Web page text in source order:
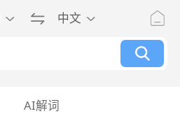
中文
AI解词